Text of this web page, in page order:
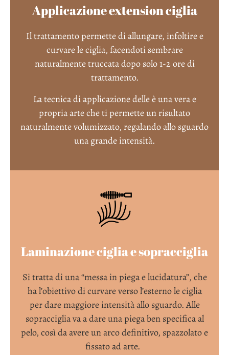
Applicazione extension ciglia
Il trattamento permette di allungare, infoltire e
curvare le ciglia, facendoti sembrare
naturalmente truccata dopo solo 1-2 ore di
trattamento.
La tecnica di applicazione delle è una vera e
propria arte che ti permette un risultato
naturalmente volumizzato, regalando allo sguardo
una grande intensità.
Laminazione ciglia e sopracciglia
Si tratta di una “messa in piega e lucidatura”, che
ha l’obiettivo di curvare verso l’esterno le ciglia
per dare maggiore intensità allo sguardo. Alle
sopracciglia va a dare una piega ben specifica al
pelo, così da avere un arco definitivo, spazzolato e
fissato ad arte.